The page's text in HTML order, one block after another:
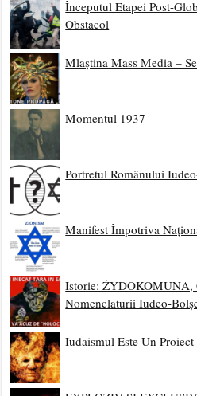
Începutul Etapei Post-
Obstacol
Mlaștina Mass Media –
Momentul 1937
Portretul Românului
Manifest Împotriva
Istorie: ŻYDOKOMUNA,
Nomenclaturii Iudeo-
Iudaismul Este Un